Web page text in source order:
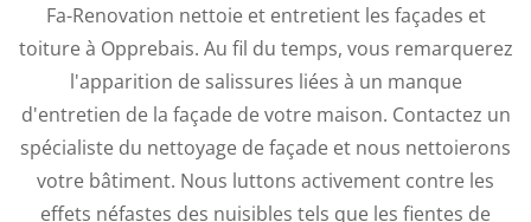
Fa-Renovation nettoie et entretient les façades et
toiture à Opprebais. Au fil du temps, vous remarquerez
l'apparition de salissures liées à un manque
d'entretien de la façade de votre maison. Contactez un
spécialiste du nettoyage de façade et nous nettoierons
votre bâtiment. Nous luttons activement contre les
effets néfastes des nuisibles tels que les fientes de